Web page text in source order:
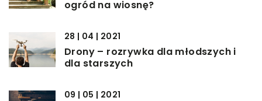
ogród na wiosnę?
28 | 04 | 2021
Drony – rozrywka dla młodszych i
dla starszych
09 | 05 | 2021